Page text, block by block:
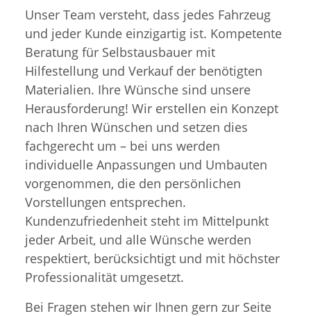
Unser Team versteht, dass jedes Fahrzeug
und jeder Kunde einzigartig ist. Kompetente
Beratung für Selbstausbauer mit
Hilfestellung und Verkauf der benötigten
Materialien. Ihre Wünsche sind unsere
Herausforderung! Wir erstellen ein Konzept
nach Ihren Wünschen und setzen dies
fachgerecht um – bei uns werden
individuelle Anpassungen und Umbauten
vorgenommen, die den persönlichen
Vorstellungen entsprechen.
Kundenzufriedenheit steht im Mittelpunkt
jeder Arbeit, und alle Wünsche werden
respektiert, berücksichtigt und mit höchster
Professionalität umgesetzt.
Bei Fragen stehen wir Ihnen gern zur Seite